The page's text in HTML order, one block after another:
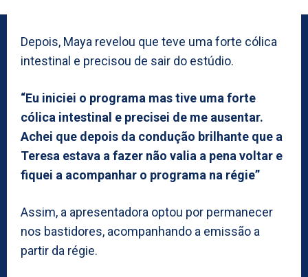
Depois, Maya revelou que teve uma forte cólica
intestinal e precisou de sair do estúdio.
“Eu iniciei o programa mas tive uma forte
cólica intestinal e precisei de me ausentar.
Achei que depois da condução brilhante que a
Teresa estava a fazer não valia a pena voltar e
fiquei a acompanhar o programa na régie”
Assim, a apresentadora optou por permanecer
nos bastidores, acompanhando a emissão a
partir da régie.